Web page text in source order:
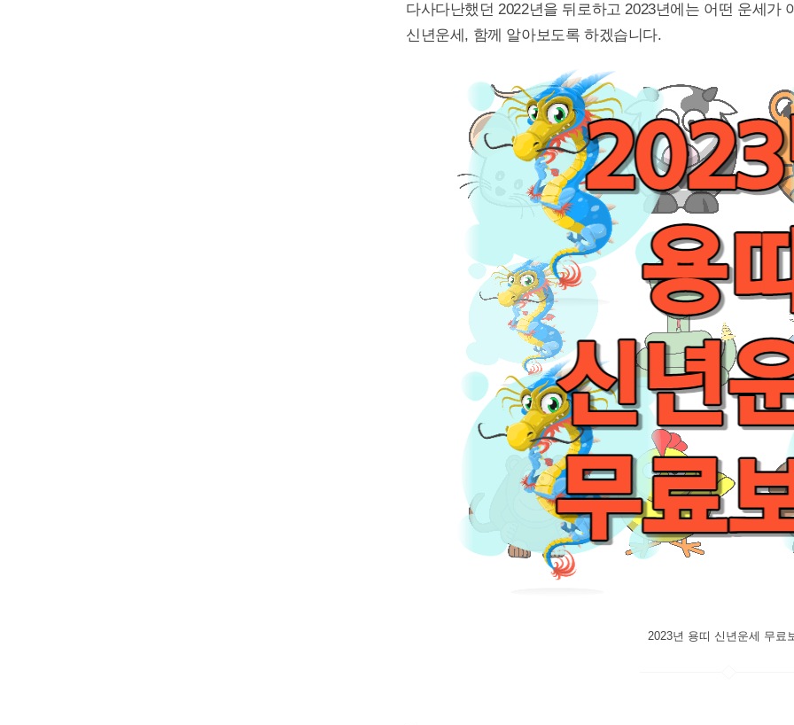
다사다난했던 2022년을 뒤로하고 2023년에는 어떤 운세가
신년운세, 함께 알아보도록 하겠습니다.
2023년 용띠 신년운세 무료